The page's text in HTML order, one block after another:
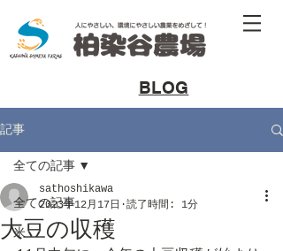
​BLOG
記事
全ての記事
米
全ての記事
大豆の収穫
sathoshikawa
2023年12月17日
読了時間: 1分